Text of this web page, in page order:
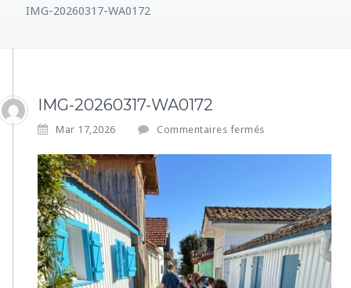
IMG-20260317-WA0172
IMG-20260317-WA0172
Mar 17,2026 Commentaires fermés
G
-
2
0
2
6